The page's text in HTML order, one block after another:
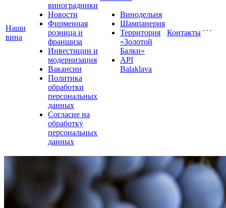
Наши
вина
виноградники
Новости
Фирменная
розница и
франшиза
Инвестиции и
модернизация
Вакансии
Политика
обработки
персональных
данных
Согласие на
обработку
персональных
данных
Винодельня
Шампанерия
Территория
«Золотой
Балки»
API
Balaklava
Контакты